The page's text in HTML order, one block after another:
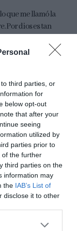
third parties, or
for
below opt-out
that after your
seeing
utilized by
parties prior to
of the further
third parties on the
information may
the IAB’s List of
disclose it to other
or more Google
que me llamó la
Por dios es tan